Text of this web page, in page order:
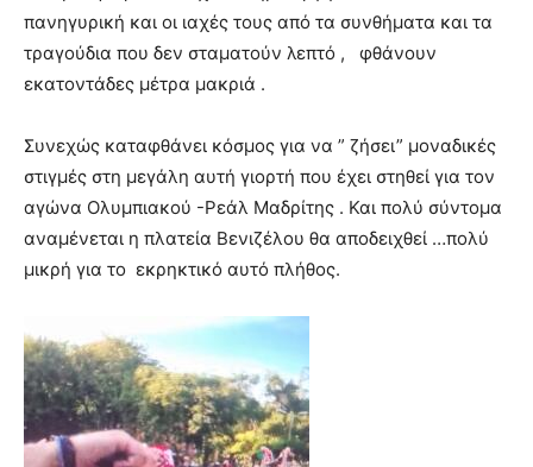
πανηγυρική και οι ιαχές τους από τα συνθήματα και τα
τραγούδια που δεν σταματούν λεπτό , φθάνουν
εκατοντάδες μέτρα μακριά .
Συνεχώς καταφθάνει κόσμος για να ” ζήσει” μοναδικές
στιγμές στη μεγάλη αυτή γιορτή που έχει στηθεί για τον
αγώνα Ολυμπιακού -Ρεάλ Μαδρίτης . Και πολύ σύντομα
αναμένεται η πλατεία Βενιζέλου θα αποδειχθεί …πολύ
μικρή για το εκρηκτικό αυτό πλήθος.